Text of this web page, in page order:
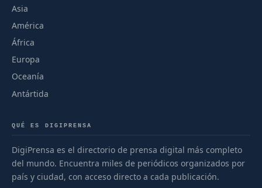
Asia
América
África
Europa
Oceanía
Antártida
QUÉ ES DIGIPRENSA
DigiPrensa es el directorio de prensa digital más completo
del mundo. Encuentra miles de periódicos organizados por
país y ciudad, con acceso directo a cada publicación.